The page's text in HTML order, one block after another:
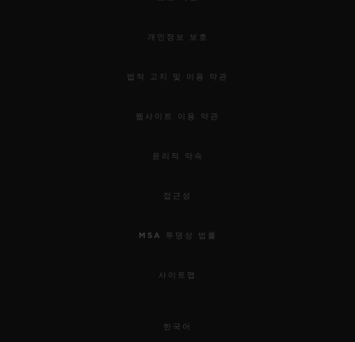
개인정보 보호
법적 고지 및 이용 약관
웹사이트 이용 약관
윤리적 약속
접근성
MSA 투명성 법률
사이트맵
한국어